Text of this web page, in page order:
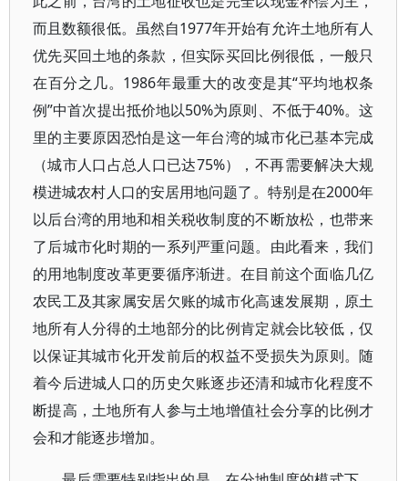
而且数额很低。虽然自1977年开始有允许土地所有人
优先买回土地的条款，但实际买回比例很低，一般只
在百分之几。1986年最重大的改变是其“平均地权条
例”中首次提出抵价地以50%为原则、不低于40%。这
里的主要原因恐怕是这一年台湾的城市化已基本完成
（城市人口占总人口已达75%），不再需要解决大规
模进城农村人口的安居用地问题了。特别是在2000年
以后台湾的用地和相关税收制度的不断放松，也带来
了后城市化时期的一系列严重问题。由此看来，我们
的用地制度改革更要循序渐进。在目前这个面临几亿
农民工及其家属安居欠账的城市化高速发展期，原土
地所有人分得的土地部分的比例肯定就会比较低，仅
以保证其城市化开发前后的权益不受损失为原则。随
着今后进城人口的历史欠账逐步还清和城市化程度不
断提高，土地所有人参与土地增值社会分享的比例才
会和才能逐步增加。